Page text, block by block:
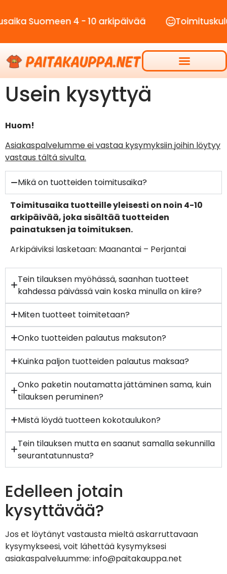
Suomeen 4 - 10 arkipäivää
Usein kysyttyä
Huom!
Asiakaspalvelumme ei vastaa kysymyksiin joihin löytyy
vastaus tältä sivulta.
Mikä on tuotteiden toimitusaika?
Toimitusaika tuotteille yleisesti on noin 4-10
arkipäivää, joka sisältää tuotteiden
painatuksen ja toimituksen.
Arkipäiviksi lasketaan: Maanantai – Perjantai
Tein tilauksen myöhässä, saanhan tuotteet
kahdessa päivässä vain koska minulla on kiire?
Miten tuotteet toimitetaan?
Onko tuotteiden palautus maksuton?
Kuinka paljon tuotteiden palautus maksaa?
Onko paketin noutamatta jättäminen sama, kuin
tilauksen peruminen?
Mistä löydä tuotteen kokotaulukon?
Tein tilauksen mutta en saanut samalla sekunnilla
seurantatunnusta?
Edelleen jotain
kysyttävää?
Jos et löytänyt vastausta mieltä askarruttavaan
kysymykseesi, voit lähettää kysymyksesi
asiakaspalveluumme: info@paitakauppa.net